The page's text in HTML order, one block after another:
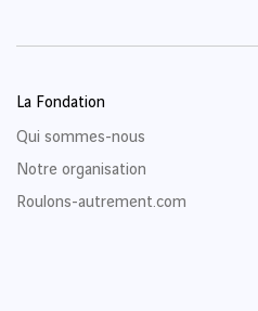
La Fondation
Qui sommes-nous
Notre organisation
Roulons-autrement.com